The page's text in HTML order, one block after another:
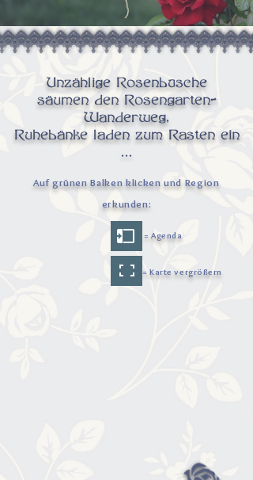
Unzählige Rosenbüsche
säumen den Rosengarten-
Wanderweg,
Ruhebänke laden zum Rasten ein
...
Auf grünen Balken klicken und Region
erkunden:
= Agenda
= Karte vergrößern